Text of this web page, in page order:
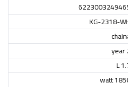
KG-2318-
2
1850